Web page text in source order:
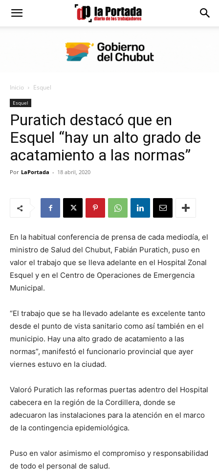
Diario
Portada
Inicio Esquel
Esquel
Puratich destacó que en
Esquel “hay un alto grado de
acatamiento a las normas”
Por LaPortada - 18 abril, 2020
En la habitual conferencia de prensa de cada mediodía, el
ministro de Salud del Chubut, Fabián Puratich, puso en
valor el trabajo que se lleva adelante en el Hospital Zonal
Esquel y en el Centro de Operaciones de Emergencia
Municipal.
“El trabajo que se ha llevado adelante es excelente tanto
desde el punto de vista sanitario como así también en el
municipio. Hay una alto grado de acatamiento a las
normas”, manifestó el funcionario provincial que ayer
viernes estuvo en la ciudad.
Valoró Puratich las reformas puertas adentro del Hospital
cabecera en la región de la Cordillera, donde se
adecuaron las instalaciones para la atención en el marco
de la contingencia epidemiológica.
Puso en valor asimismo el compromiso y responsabilidad
de todo el personal de salud.